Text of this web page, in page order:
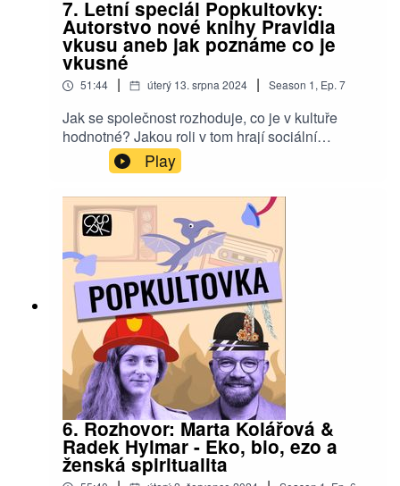
7. Letní speciál Popkultovky:
Autorstvo nové knihy Pravidla
vkusu aneb jak poznáme co je
vkusné
51:44 | úterý 13. srpna 2024 | Season 1, Ep. 7
Jak se společnost rozhoduje, co je v kultuře
hodnotné? Jakou roli v tom hrají sociální
nerovnosti a jak se vkus proměňuje v čase, mezi
třídami a generacemi? Co má společného
ironická spotřeba s guilty pleasure a jak nám ničí
kulturu maloměšťácká morálka? Speciální letní
díl s Ondřejem Špačkem a Ludmilou Wladyniak
vám přinese intelektuální ochlazení ve žhavých
letních dnech!
Play
6. Rozhovor: Marta Kolářová &
Radek Hylmar - Eko, bio, ezo a
ženská spiritualita